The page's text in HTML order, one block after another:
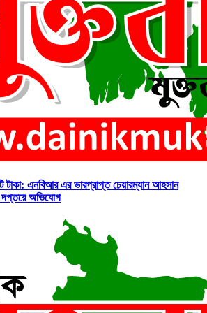
টাকা: এনবিআর এর ভারপ্রাপ্ত চেয়ারম্যান আহসান
দপ্তরে অভিযোগ